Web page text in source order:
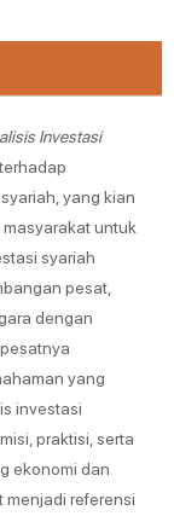
Investasi
yang kian
untuk
syariah
pesat,
dengan
yang
investasi
praktisi, serta
ekonomi dan
menjadi referensi